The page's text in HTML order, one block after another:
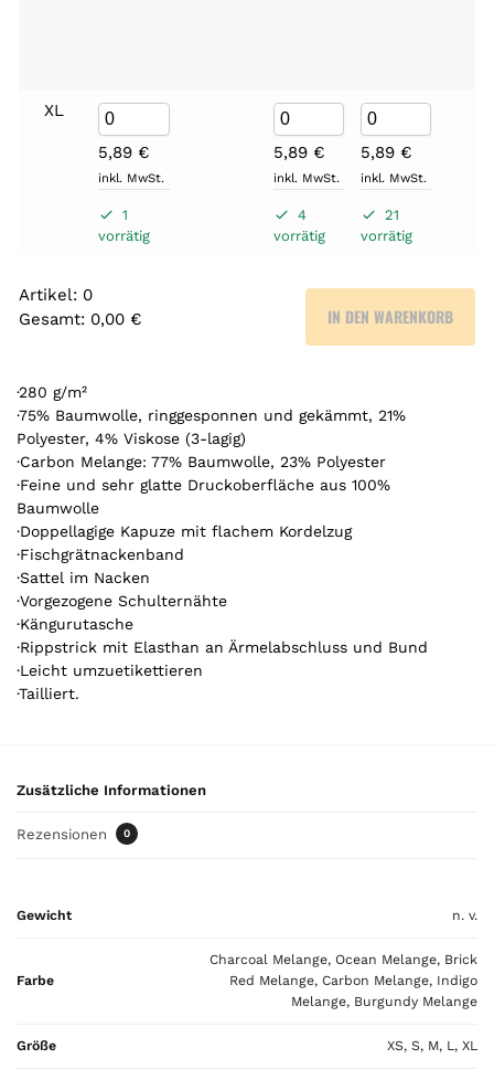
XL
5,89 €
inkl. MwSt.
1
vorrätig
5,89 €
inkl. MwSt.
4
vorrätig
5,89 €
inkl. MwSt.
21
vorrätig
Artikel: 0
Gesamt: 0,00 €
r
t
i
k
e
l
.
Y
o
u
r
t
o
i
0
IN DEN WARENKORB
·280 g/m²
·75% Baumwolle, ringgesponnen und gekämmt, 21%
Polyester, 4% Viskose (3-lagig)
·Carbon Melange: 77% Baumwolle, 23% Polyester
·Feine und sehr glatte Druckoberfläche aus 100%
Baumwolle
·Doppellagige Kapuze mit flachem Kordelzug
·Fischgrätnackenband
·Sattel im Nacken
·Vorgezogene Schulternähte
·Kängurutasche
·Rippstrick mit Elasthan an Ärmelabschluss und Bund
·Leicht umzuetikettieren
·Tailliert.
Zusätzliche Informationen
Rezensionen 0
Gewicht n. v.
Farbe
Charcoal Melange, Ocean Melange, Brick
Red Melange, Carbon Melange, Indigo
Melange, Burgundy Melange
Größe XS, S, M, L, XL